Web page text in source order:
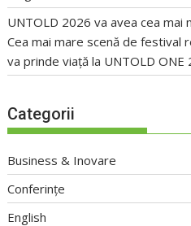
UNTOLD 2026 va avea cea mai
Cea mai mare scenă de festival
va prinde viață la UNTOLD ONE
Categorii
Business & Inovare
Conferințe
English